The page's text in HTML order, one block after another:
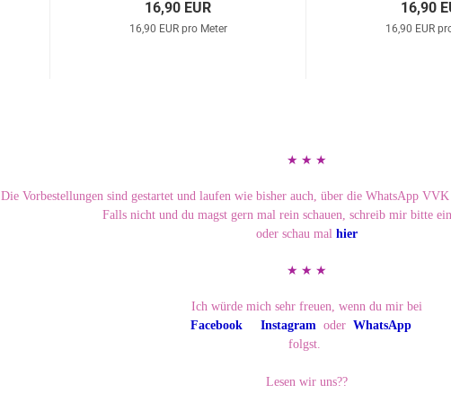
16,90 EUR
16,90 EUR pro Meter
16,90
16,90 EUR
★ ★ ★ ​
Die Vorbestellungen sind gestartet und laufen wie bisher auch, über die WhatsApp VVK
Falls nicht und du magst gern mal rein schauen, schreib mir bitte
oder schau mal hier
★ ★ ★
Ich würde mich sehr freuen, wenn du mir bei
Facebook
Instagram oder WhatsApp
folgst.
Lesen wir uns??